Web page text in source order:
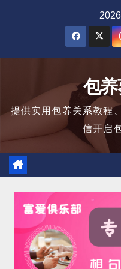
包
提供实用包养关系教程
信开启